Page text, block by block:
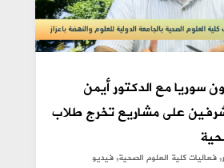
سوريا مع الدكتور أيمن
على مشاريع تخرج طلاب
,فعاليات كلية العلوم الصحية,فيديو